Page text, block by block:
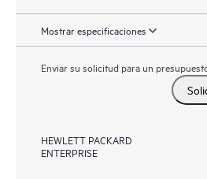
Mostrar especificaciones
Enviar su solicitud para un
HEWLETT PACKARD
ENTERPRISE